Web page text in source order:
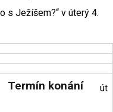
s Ježíšem?“ v úterý 4.
Termín konání út